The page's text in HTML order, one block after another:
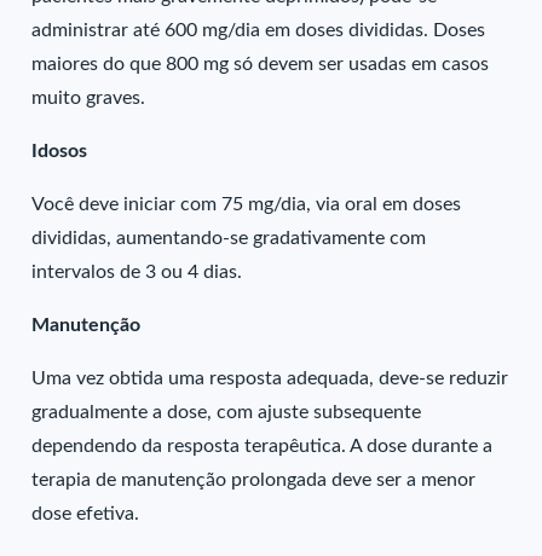
administrar até 600 mg/dia em doses divididas. Doses
maiores do que 800 mg só devem ser usadas em casos
muito graves.
Idosos
Você deve iniciar com 75 mg/dia, via oral em doses
divididas, aumentando-se gradativamente com
intervalos de 3 ou 4 dias.
Manutenção
Uma vez obtida uma resposta adequada, deve-se reduzir
gradualmente a dose, com ajuste subsequente
dependendo da resposta terapêutica. A dose durante a
terapia de manutenção prolongada deve ser a menor
dose efetiva.